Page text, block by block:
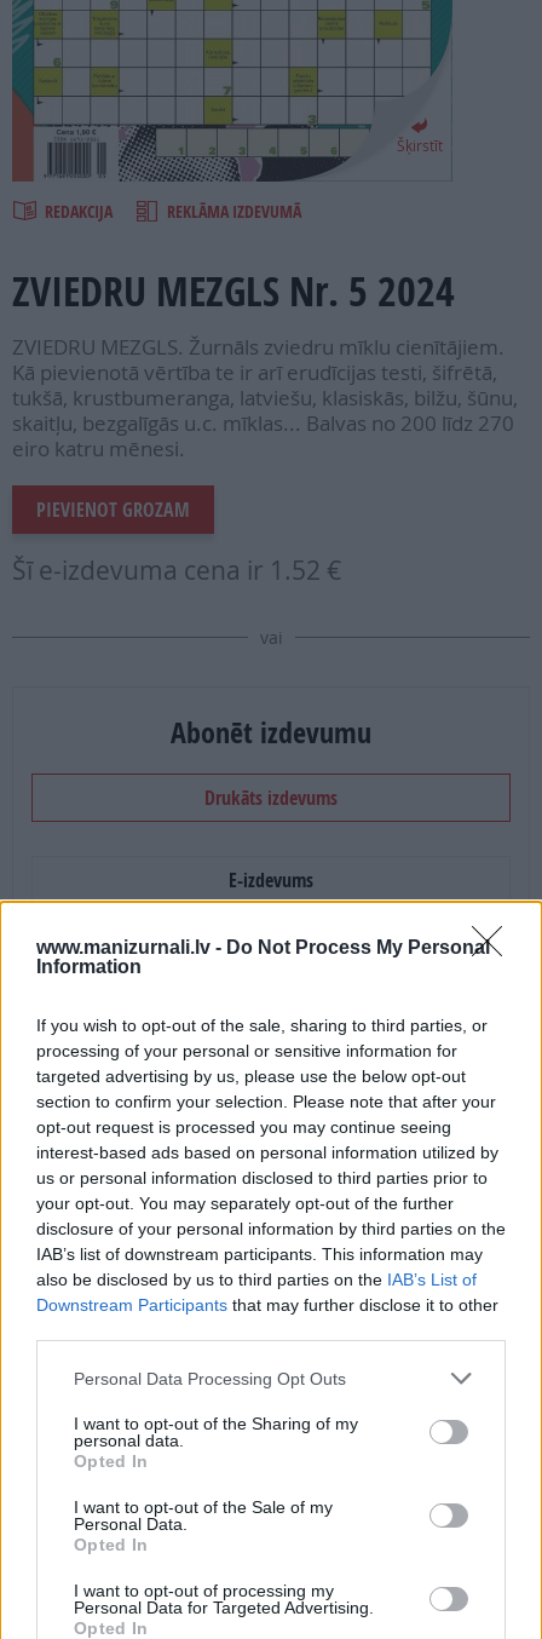
www.manizurnali.lv - Do Not Process My Personal
Information
If you wish to opt-out of the sale, sharing to third parties, or
processing of your personal or sensitive information for
targeted advertising by us, please use the below opt-out
section to confirm your selection. Please note that after your
opt-out request is processed you may continue seeing
interest-based ads based on personal information utilized by
us or personal information disclosed to third parties prior to
your opt-out. You may separately opt-out of the further
disclosure of your personal information by third parties on the
IAB’s list of downstream participants. This information may
also be disclosed by us to third parties on the IAB’s List of
Downstream Participants that may further disclose it to other
Personal Data Processing Opt Outs
I want to opt-out of the Sharing of my
personal data.
Opted In
I want to opt-out of the Sale of my
Personal Data.
Opted In
I want to opt-out of processing my
Personal Data for Targeted Advertising.
Opted In
SEARCH
Šķirstīt
REDAKCIJA REKLĀMA IZDEVUMĀ
ZVIEDRU MEZGLS Nr. 5 2024
ZVIEDRU MEZGLS. Žurnāls zviedru mīklu cienītājiem.
Kā pievienotā vērtība te ir arī erudīcijas testi, šifrētā,
tukšā, krustbumeranga, latviešu, klasiskās, bilžu, šūnu,
skaitļu, bezgalīgās u.c. mīklas... Balvas no 200 līdz 270
eiro katru mēnesi.
PIEVIENOT GROZAM
Šī e-izdevuma cena ir 1.52 €
vai
Abonēt izdevumu
Drukāts izdevums
E-izdevums
Abonēšanas perioda sākums:
Mēnešu skaits:
4 mēneši /8.40 Eur
4 izdevumi / 2.10 Eur par izdevumu *
*Visas cenas portālā ManiZurnali.lv norādītas € ar PVN.
Žurnālu izdevumu skaits var atšķirties, kā to nosaka Lietošanas
noteikumi
E-izdevumu arhīvs